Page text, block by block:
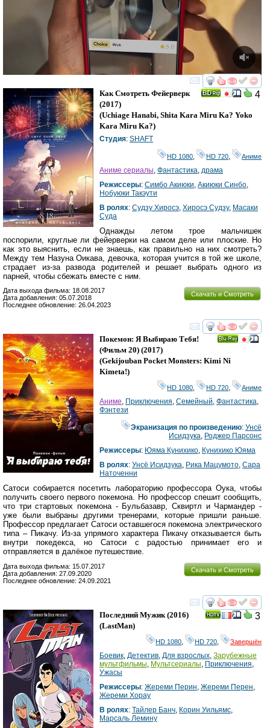
смотреть
4
Как Смотреть Фейерверк
(2017)
(Uchiage Hanabi, Shita Kara Miru Ka? Yoko
Kara Miru Ka?)
Студия: SHAFT
HD 1080 HD 720 Аниме
Аниме сериалы Фантастика драма
Режиссеры: Симбо Акиюки Акиюки Синбо
Нобуюки Такэути
В ролях: Судзу Хиросэ Хиросэ Судзу, Масаки
Суда
Однажды летом трое мальчишек
поспорили, круглые ли фейерверки на самом деле или плоские. Но
как это выяснить, если не знаешь, как правильно на них смотреть?
Между тем Назуна Оикава, девочка, которая учится в той же школе,
страдает из-за развода родителей и решает выбрать одного из
парней, чтобы сбежать вместе с ним.
Скачать и Смотреть
Дата выхода фильма: 18.08.2017
Дата добавления: 05.07.2018
Последнее обновление: 26.04.2023
смотреть
Покемон: Я Выбираю Тебя!
(Фильм 20) (2017)
(Gekijouban Pocket Monsters: Kimi Ni
Kimeta!)
HD 1080, HD 720, Аниме
Аниме, Приключения, Семейный, Фантастика,
Фэнтези
Экранизация по произведению:Унсё
Исидзука, Роджер Парсонс
Режиссеры: Юяма Кунихико, Кунихико Юяма
В ролях: Унсё Исидзука, Рика Мацумото, Сара
Наточенни
Сатоси собирается посетить лабораторию профессора Оука, чтобы
получить своего первого покемона. Но профессор спешит сообщить,
что три стартовых покемона - Бульбазавр, Сквиртл и Чармандер -
уже были выбраны другими тренерами, которые пришли раньше.
Профессор предлагает Сатоси оставшегося покемона электрического
типа – Пикачу. Из-за упрямого характера Пикачу отказывается быть
внутри покедекса, но Сатоси с радостью принимает его и
отправляется в далёкое путешествие.
Скачать и Смотреть
Дата выхода фильма: 15.07.2017
Дата добавления: 27.09.2020
Последнее обновление: 24.09.2021
смотреть
3
Последний Мужик(2016)
(LastMan)
HD 1080 HD 720 Завершён
Боевик, Детектив, Для взрослых, Зарубежные
мультфильмы, Мультсериалы, Приключения,
Ужасы
Режиссеры: Жереми Перин, Жереми Перен,
Жереми Хорау
В ролях: Тайлер Банч, Корин Уильямс,
Марсаль Лемину